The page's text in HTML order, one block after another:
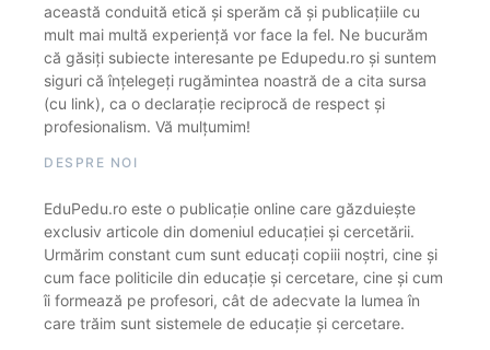
această conduită etică și sperăm că și publicațiile cu
mult mai multă experiență vor face la fel. Ne bucurăm
că găsiți subiecte interesante pe Edupedu.ro și suntem
siguri că înțelegeți rugămintea noastră de a cita sursa
(cu link), ca o declarație reciprocă de respect și
profesionalism. Vă mulțumim!
DESPRE NOI
EduPedu.ro este o publicație online care găzduiește
exclusiv articole din domeniul educației și cercetării.
Urmărim constant cum sunt educați copiii noștri, cine și
cum face politicile din educație și cercetare, cine și cum
îi formează pe profesori, cât de adecvate la lumea în
care trăim sunt sistemele de educație și cercetare.